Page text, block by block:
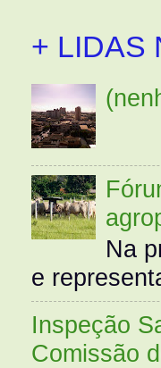
+ LIDAS
Na
e
Inspeção
Comissão